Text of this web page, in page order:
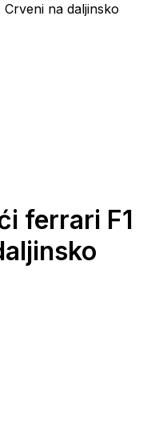
na daljinsko
ferrari F1